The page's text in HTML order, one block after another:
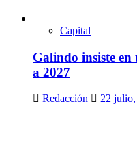
Capital
Galindo insiste
a 2027
Redacción 22